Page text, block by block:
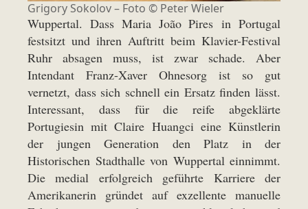
Grigory Sokolov – Foto © Peter Wieler
Wuppertal. Dass Maria João Pires in Portugal
festsitzt und ihren Auftritt beim Klavier-Festival
Ruhr absagen muss, ist zwar schade. Aber
Intendant Franz-Xaver Ohnesorg ist so gut
vernetzt, dass sich schnell ein Ersatz finden lässt.
Interessant, dass für die reife abgeklärte
Portugiesin mit Claire Huangci eine Künstlerin
der jungen Generation den Platz in der
Historischen Stadthalle von Wuppertal einnimmt.
Die medial erfolgreich geführte Karriere der
Amerikanerin gründet auf exzellente manuelle